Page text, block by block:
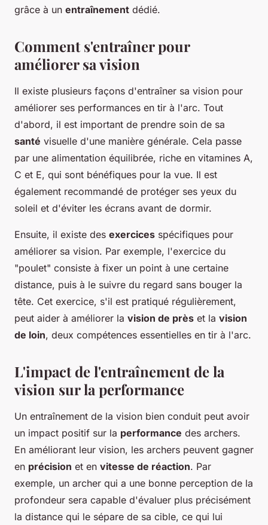
grâce à un entraînement dédié.
Comment s'entraîner pour
améliorer sa vision
Il existe plusieurs façons d'entraîner sa vision pour
améliorer ses performances en tir à l'arc. Tout
d'abord, il est important de prendre soin de sa
santé visuelle d'une manière générale. Cela passe
par une alimentation équilibrée, riche en vitamines A,
C et E, qui sont bénéfiques pour la vue. Il est
également recommandé de protéger ses yeux du
soleil et d'éviter les écrans avant de dormir.
Ensuite, il existe des exercices spécifiques pour
améliorer sa vision. Par exemple, l'exercice du
"poulet" consiste à fixer un point à une certaine
distance, puis à le suivre du regard sans bouger la
tête. Cet exercice, s'il est pratiqué régulièrement,
peut aider à améliorer la vision de près et la vision
de loin, deux compétences essentielles en tir à l'arc.
L'impact de l'entraînement de la
vision sur la performance
Un entraînement de la vision bien conduit peut avoir
un impact positif sur la performance des archers.
En améliorant leur vision, les archers peuvent gagner
en précision et en vitesse de réaction. Par
exemple, un archer qui a une bonne perception de la
profondeur sera capable d'évaluer plus précisément
la distance qui le sépare de sa cible, ce qui lui